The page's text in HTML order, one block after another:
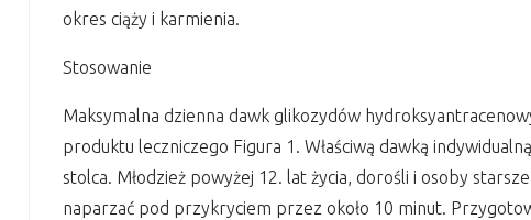
okres ciąży i karmienia.
Stosowanie
Maksymalna dzienna dawk glikozydów
produktu leczniczego Figura 1. Właściwą dawką
stolca. Młodzież powyżej 12. lat życia, dorośli i osoby
naparzać pod przykryciem przez około 10 minut.